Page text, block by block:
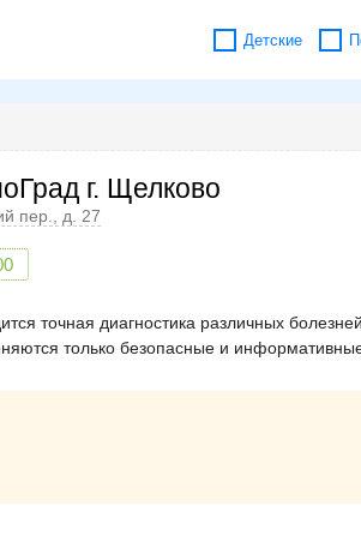
Детские
г. Щелково
пер., д. 27
точная диагностика различных
только безопасные и